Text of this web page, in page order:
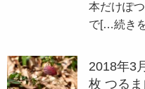
本だけぽ
で[…続き
2018年3
枚 つる